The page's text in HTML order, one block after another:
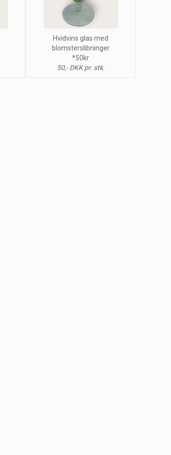
Hvidvins glas med
blomsterslibninger
*50kr
50,- DKK pr. stk.